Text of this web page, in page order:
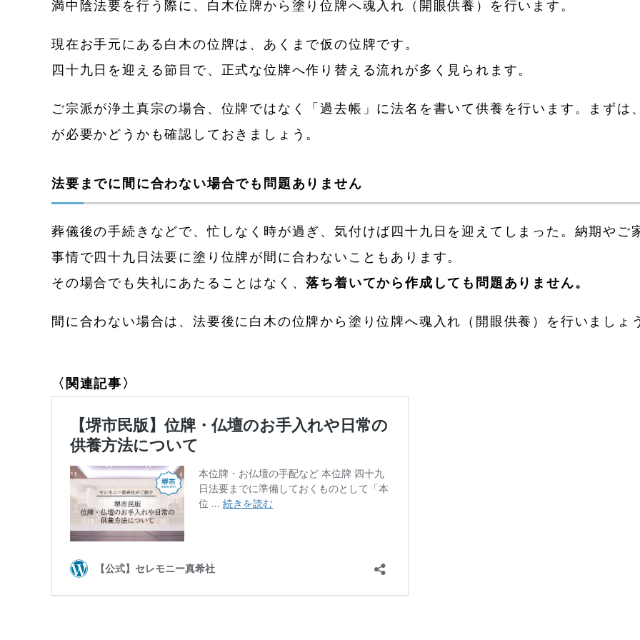
満中陰法要を行う際に、白木位牌から塗り位牌へ魂入れ（開眼供養）を行います。
現在お手元にある白木の位牌は、あくまで仮の位牌です。
四十九日を迎える節目で、正式な位牌へ作り替える流れが多く見られます。
ご宗派が浄土真宗の場合、位牌ではなく「過去帳」に法名を書いて供養を行います。まずは
が必要かどうかも確認しておきましょう。
法要までに間に合わない場合でも問題ありません
葬儀後の手続きなどで、忙しなく時が過ぎ、気付けば四十九日を迎えてしまった。納期やご
事情で四十九日法要に塗り位牌が間に合わないこともあります。
その場合でも失礼にあたることはなく、落ち着いてから作成しても問題ありません。
間に合わない場合は、法要後に白木の位牌から塗り位牌へ魂入れ（開眼供養）を行いましょ
〈関連記事〉